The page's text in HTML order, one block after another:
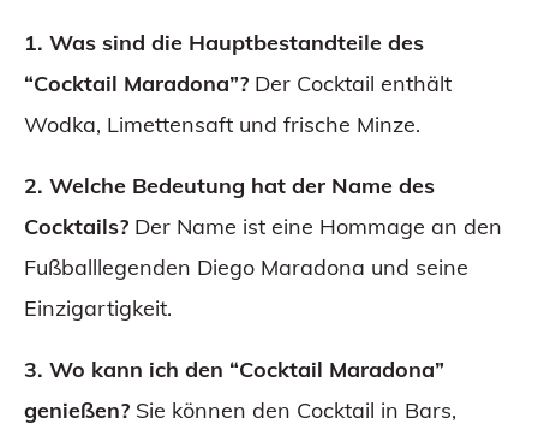
1. Was sind die Hauptbestandteile des
“Cocktail Maradona”? Der Cocktail enthält
Wodka, Limettensaft und frische Minze.
2. Welche Bedeutung hat der Name des
Cocktails? Der Name ist eine Hommage an den
Fußballlegenden Diego Maradona und seine
Einzigartigkeit.
3. Wo kann ich den “Cocktail Maradona”
genießen? Sie können den Cocktail in Bars,